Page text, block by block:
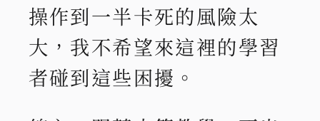
操作到一半卡死的風險太
大，我不希望來這裡的學習
者碰到這些困擾。